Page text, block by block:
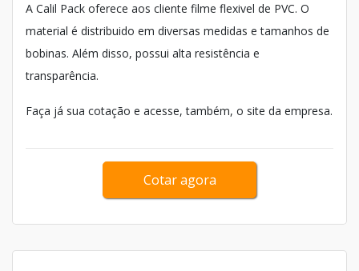
A Calil Pack oferece aos cliente filme flexivel de PVC. O
material é distribuido em diversas medidas e tamanhos de
bobinas. Além disso, possui alta resistência e
transparência.
Faça já sua cotação e acesse, também, o site da empresa.
Cotar agora